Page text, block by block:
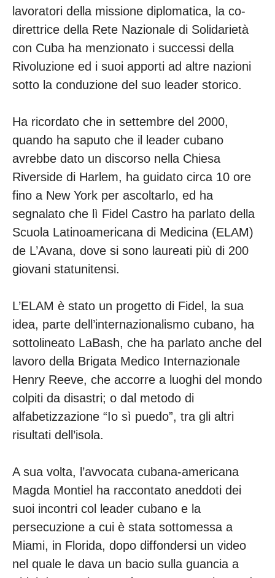
lavoratori della missione diplomatica, la co-
direttrice della Rete Nazionale di Solidarietà
con Cuba ha menzionato i successi della
Rivoluzione ed i suoi apporti ad altre nazioni
sotto la conduzione del suo leader storico.
Ha ricordato che in settembre del 2000,
quando ha saputo che il leader cubano
avrebbe dato un discorso nella Chiesa
Riverside di Harlem, ha guidato circa 10 ore
fino a New York per ascoltarlo, ed ha
segnalato che lì Fidel Castro ha parlato della
Scuola Latinoamericana di Medicina (ELAM)
de L’Avana, dove si sono laureati più di 200
giovani statunitensi.
L’ELAM è stato un progetto di Fidel, la sua
idea, parte dell’internazionalismo cubano, ha
sottolineato LaBash, che ha parlato anche del
lavoro della Brigata Medico Internazionale
Henry Reeve, che accorre a luoghi del mondo
colpiti da disastri; o dal metodo di
alfabetizzazione “Io sì puedo”, tra gli altri
risultati dell’isola.
A sua volta, l’avvocata cubana-americana
Magda Montiel ha raccontato aneddoti dei
suoi incontri col leader cubano e la
persecuzione a cui è stata sottomessa a
Miami, in Florida, dopo diffondersi un video
nel quale le dava un bacio sulla guancia a